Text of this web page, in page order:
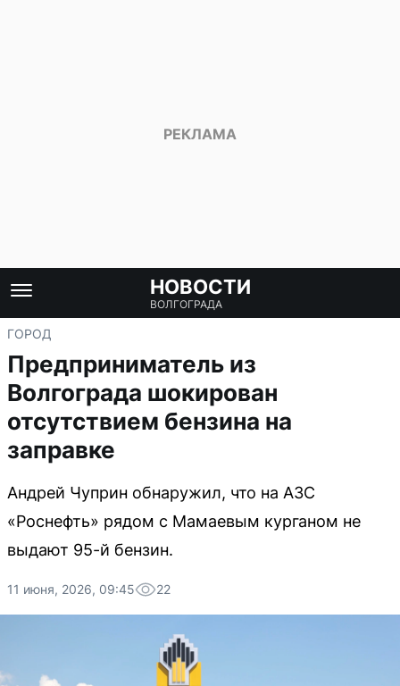
НОВОСТИ
ВОЛГОГРАДА
ГОРОД
Предприниматель из
Волгограда шокирован
отсутствием бензина на
заправке
Андрей Чуприн обнаружил, что на АЗС
«Роснефть» рядом с Мамаевым курганом не
выдают 95-й бензин.
11 июня, 2026, 09:45 22